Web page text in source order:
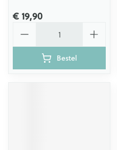
€ 19,90
Bestel